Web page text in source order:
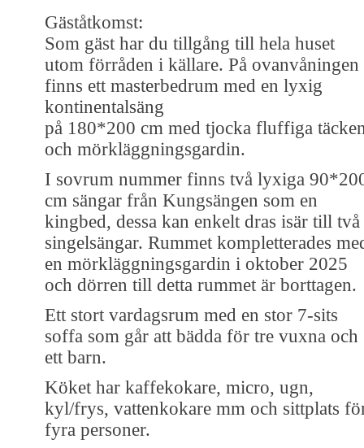
Gäståtkomst:
Som gäst har du tillgång till hela huset
utom förråden i källare. På ovanvåningen
finns ett masterbedrum med en lyxig
kontinentalsäng
på 180*200 cm med tjocka fluffiga
och mörkläggningsgardin.
I sovrum nummer finns två lyxiga
cm sängar från Kungsängen som en
kingbed, dessa kan enkelt dras isär till två
singelsängar. Rummet kompletterades
en mörkläggningsgardin i oktober 2025
och dörren till detta rummet är borttagen.
Ett stort vardagsrum med en stor 7-sits
soffa som går att bädda för tre vuxna och
ett barn.
Köket har kaffekokare, micro, ugn,
kyl/frys, vattenkokare mm och sittplats
fyra personer.